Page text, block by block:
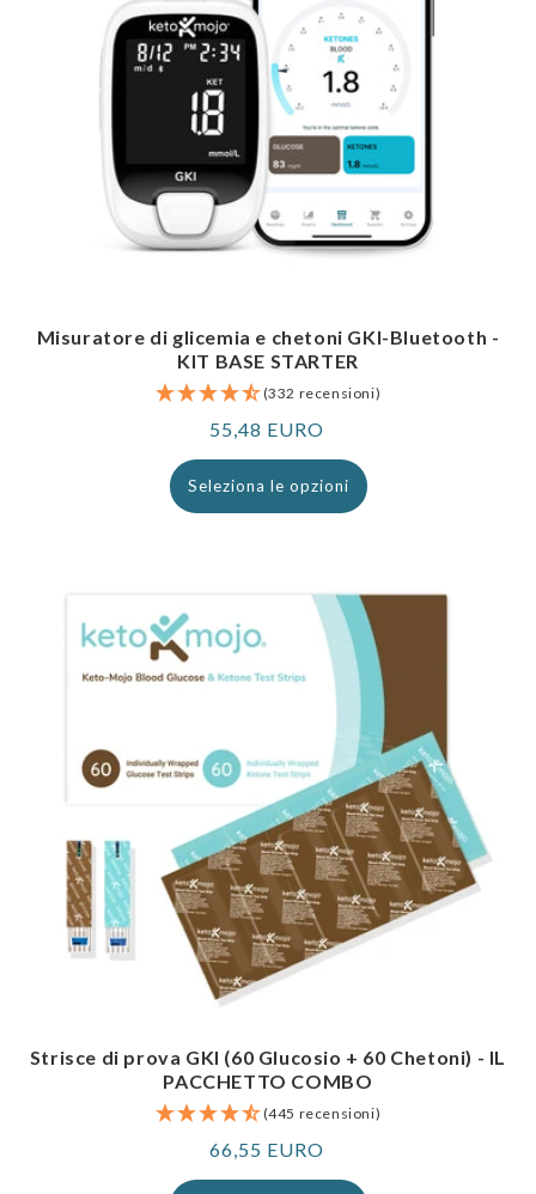
Misuratore di glicemia e chetoni GKI-Bluetooth -
KIT BASE STARTER
(332 recensioni)
Prezzo
normale
55,48 EURO
Seleziona le opzioni
Strisce di prova GKI (60 Glucosio + 60 Chetoni) - IL
PACCHETTO COMBO
(445 recensioni)
Prezzo
normale
66,55 EURO